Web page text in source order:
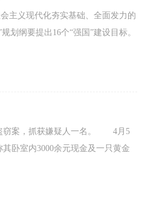
主义现代化夯实基础、全面发力的
划纲要提出16个“强国”建设目标。
窃案，抓获嫌疑人一名。 4月5
卧室内3000余元现金及一只黄金